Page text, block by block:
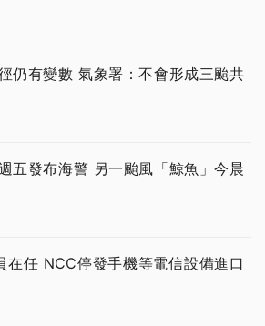
仍有變數 氣象署：不會形成三颱共
五發布海警 另一颱風「鯨魚」今晨
在任 NCC停發手機等電信設備進口